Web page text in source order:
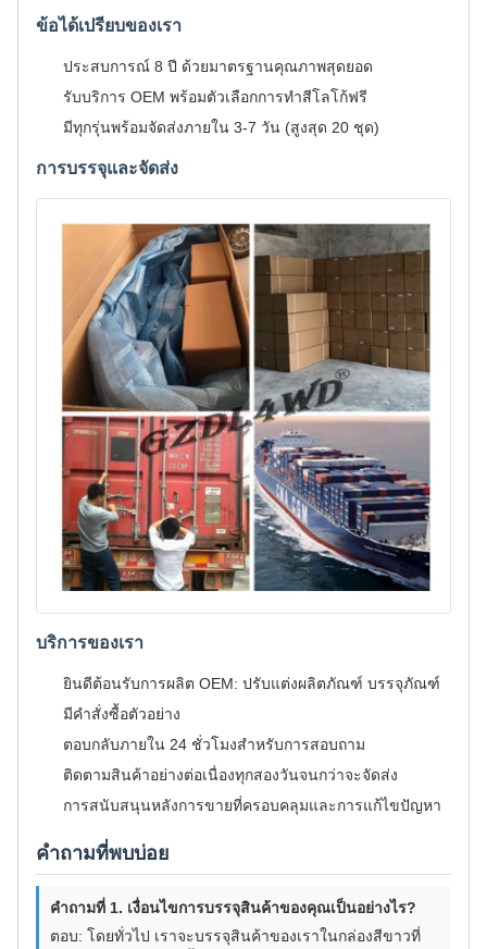
ข้อได้เปรียบของเรา
ประสบการณ์ 8 ปี ด้วยมาตรฐานคุณภาพสุดยอด
รับบริการ OEM พร้อมตัวเลือกการทำสีโลโก้ฟรี
มีทุกรุ่นพร้อมจัดส่งภายใน 3-7 วัน (สูงสุด 20 ชุด)
การบรรจุและจัดส่ง
บริการของเรา
ยินดีต้อนรับการผลิต OEM: ปรับแต่งผลิตภัณฑ์ บรรจุภัณฑ์
มีคำสั่งซื้อตัวอย่าง
ตอบกลับภายใน 24 ชั่วโมงสำหรับการสอบถาม
ติดตามสินค้าอย่างต่อเนื่องทุกสองวันจนกว่าจะจัดส่ง
การสนับสนุนหลังการขายที่ครอบคลุมและการแก้ไขปัญหา
คำถามที่พบบ่อย
คำถามที่ 1. เงื่อนไขการบรรจุสินค้าของคุณเป็นอย่างไร?
ตอบ: โดยทั่วไป เราจะบรรจุสินค้าของเราในกล่องสีขาวที่